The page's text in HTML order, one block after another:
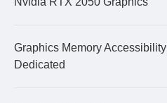
Graphics Memory Accessibility
Dedicated